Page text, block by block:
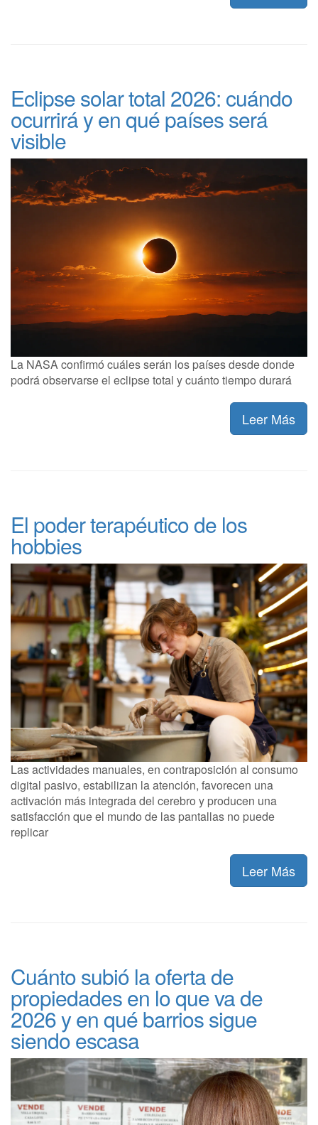
Eclipse solar total 2026: cuándo
ocurrirá y en qué países será
visible
La NASA confirmó cuáles serán los países desde donde
podrá observarse el eclipse total y cuánto tiempo durará
Leer Más
El poder terapéutico de los
hobbies
Las actividades manuales, en contraposición al consumo
digital pasivo, estabilizan la atención, favorecen una
activación más integrada del cerebro y producen una
satisfacción que el mundo de las pantallas no puede
replicar
Leer Más
Cuánto subió la oferta de
propiedades en lo que va de
2026 y en qué barrios sigue
siendo escasa